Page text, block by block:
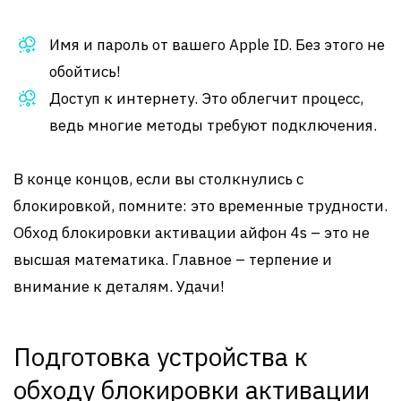
Имя и пароль от вашего Apple ID. Без этого не
обойтись!
Доступ к интернету. Это облегчит процесс,
ведь многие методы требуют подключения.
В конце концов, если вы столкнулись с
блокировкой, помните: это временные трудности.
Обход блокировки активации айфон 4s – это не
высшая математика. Главное – терпение и
внимание к деталям. Удачи!
Подготовка устройства к
обходу блокировки активации